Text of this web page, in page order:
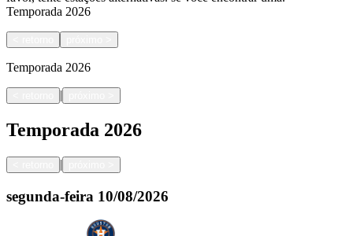
Temporada 2026
Temporada 2026
|
Temporada 2026
|
segunda-feira 10/08/2026